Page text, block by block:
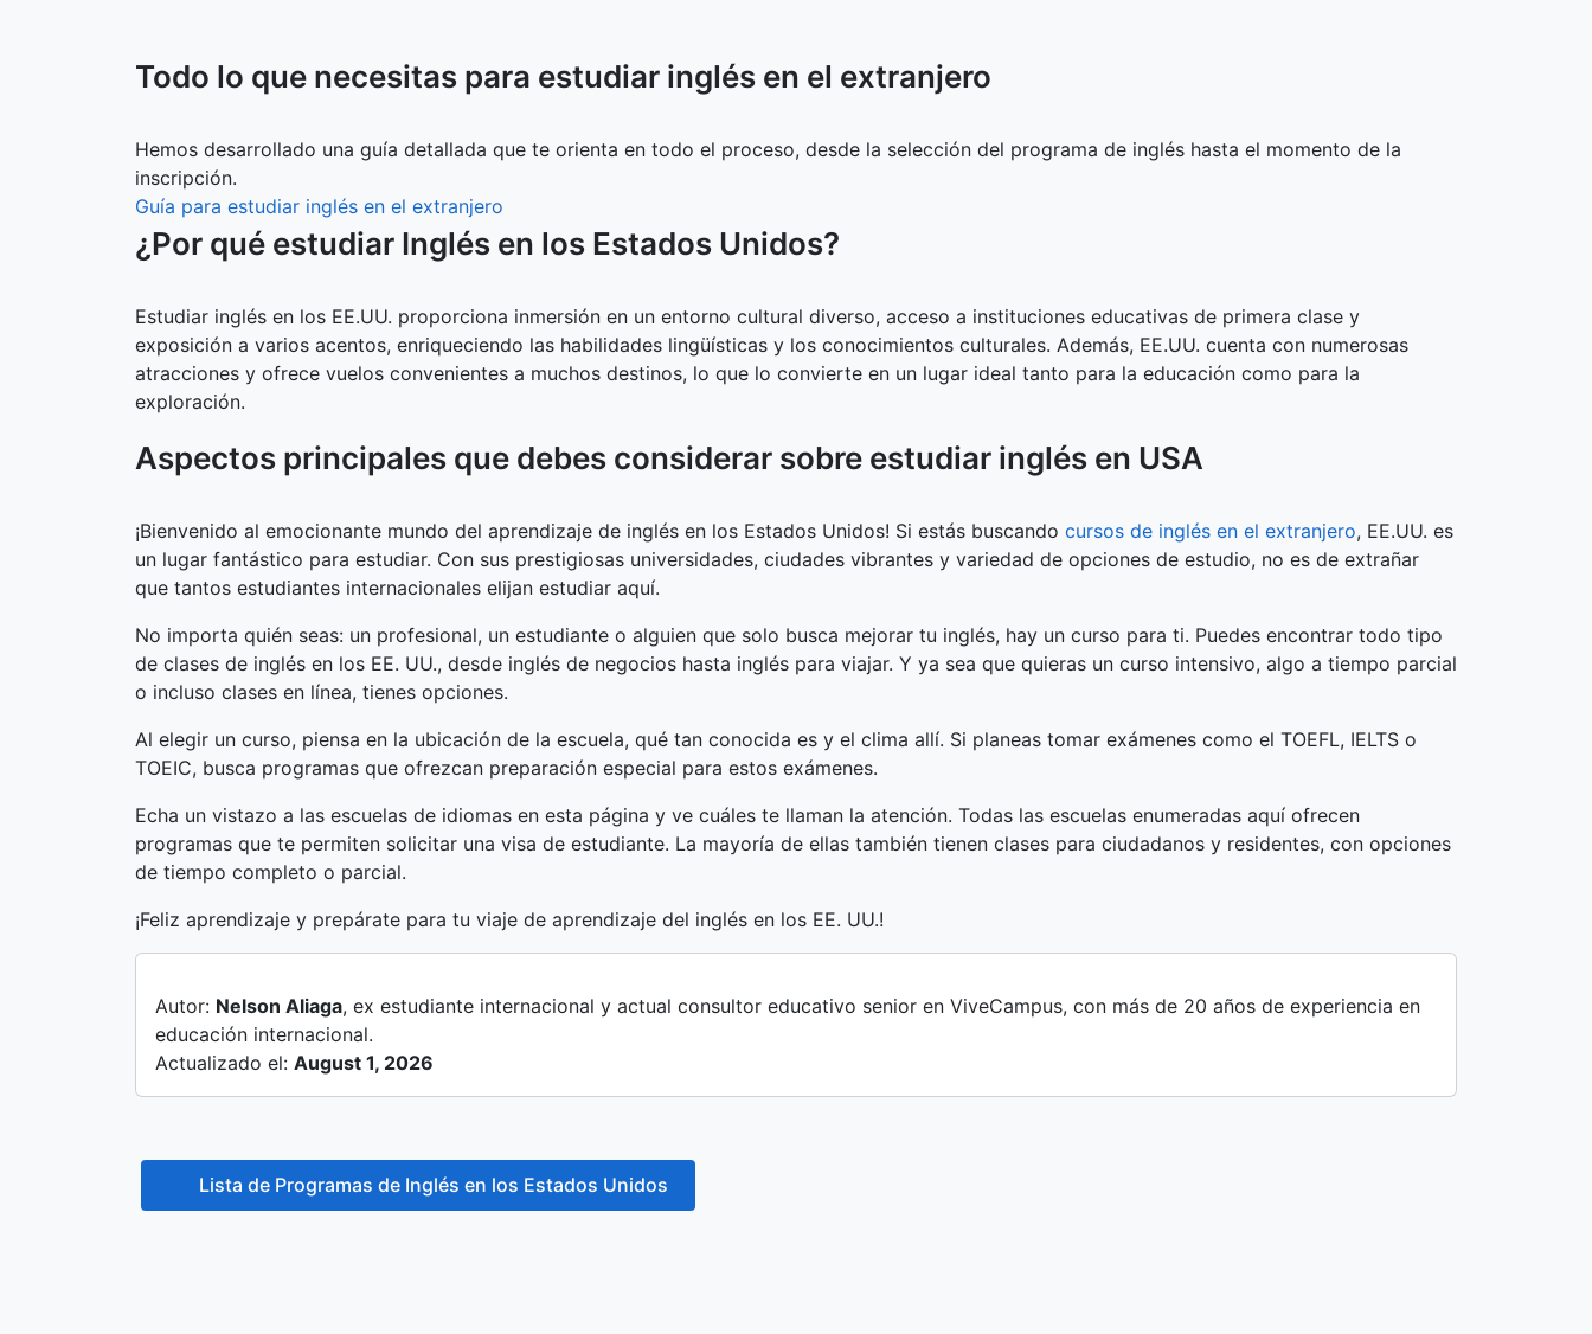
Todo lo que necesitas para estudiar inglés en el extranjero
Hemos desarrollado una guía detallada que te orienta en todo el proceso, desde la selección del programa de inglés hasta el momento de la
inscripción.
Guía para estudiar inglés en el extranjero
¿Por qué estudiar Inglés en los Estados Unidos?
Estudiar inglés en los EE.UU. proporciona inmersión en un entorno cultural diverso, acceso a instituciones educativas de primera clase y
exposición a varios acentos, enriqueciendo las habilidades lingüísticas y los conocimientos culturales. Además, EE.UU. cuenta con numerosas
atracciones y ofrece vuelos convenientes a muchos destinos, lo que lo convierte en un lugar ideal tanto para la educación como para la
exploración.
Aspectos principales que debes considerar sobre estudiar inglés en USA
¡Bienvenido al emocionante mundo del aprendizaje de inglés en los Estados Unidos! Si estás buscando cursos de inglés en el extranjero, EE.UU. es
un lugar fantástico para estudiar. Con sus prestigiosas universidades, ciudades vibrantes y variedad de opciones de estudio, no es de extrañar
que tantos estudiantes internacionales elijan estudiar aquí.
No importa quién seas: un profesional, un estudiante o alguien que solo busca mejorar tu inglés, hay un curso para ti. Puedes encontrar todo tipo
de clases de inglés en los EE. UU., desde inglés de negocios hasta inglés para viajar. Y ya sea que quieras un curso intensivo, algo a tiempo parcial
o incluso clases en línea, tienes opciones.
Al elegir un curso, piensa en la ubicación de la escuela, qué tan conocida es y el clima allí. Si planeas tomar exámenes como el TOEFL, IELTS o
TOEIC, busca programas que ofrezcan preparación especial para estos exámenes.
Echa un vistazo a las escuelas de idiomas en esta página y ve cuáles te llaman la atención. Todas las escuelas enumeradas aquí ofrecen
programas que te permiten solicitar una visa de estudiante. La mayoría de ellas también tienen clases para ciudadanos y residentes, con opciones
de tiempo completo o parcial.
¡Feliz aprendizaje y prepárate para tu viaje de aprendizaje del inglés en los EE. UU.!
Autor: Nelson Aliaga, ex estudiante internacional y actual consultor educativo senior en ViveCampus, con más de 20 años de experiencia en
educación internacional.
Actualizado el: August 1, 2026
Lista de Programas de Inglés en los Estados Unidos